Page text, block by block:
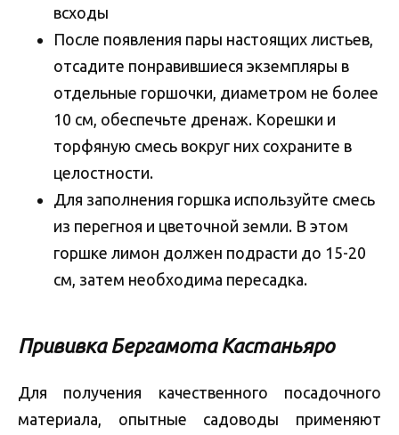
всходы
После появления пары настоящих листьев,
отсадите понравившиеся экземпляры в
отдельные горшочки, диаметром не более
10 см, обеспечьте дренаж. Корешки и
торфяную смесь вокруг них сохраните в
целостности.
Для заполнения горшка используйте смесь
из перегноя и цветочной земли. В этом
горшке лимон должен подрасти до 15-20
см, затем необходима пересадка.
Прививка Бергамота Кастаньяро
Для получения качественного посадочного
материала, опытные садоводы применяют